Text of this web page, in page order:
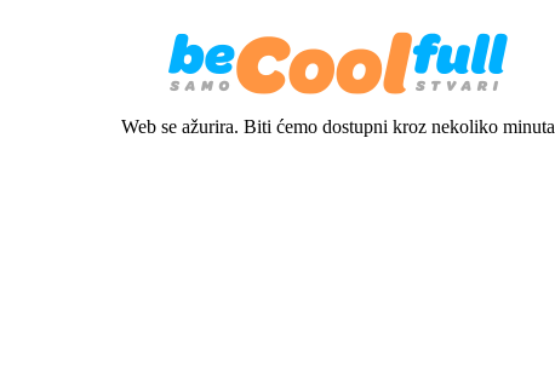
Web se ažurira. Biti ćemo dostupni kroz nekoliko minuta